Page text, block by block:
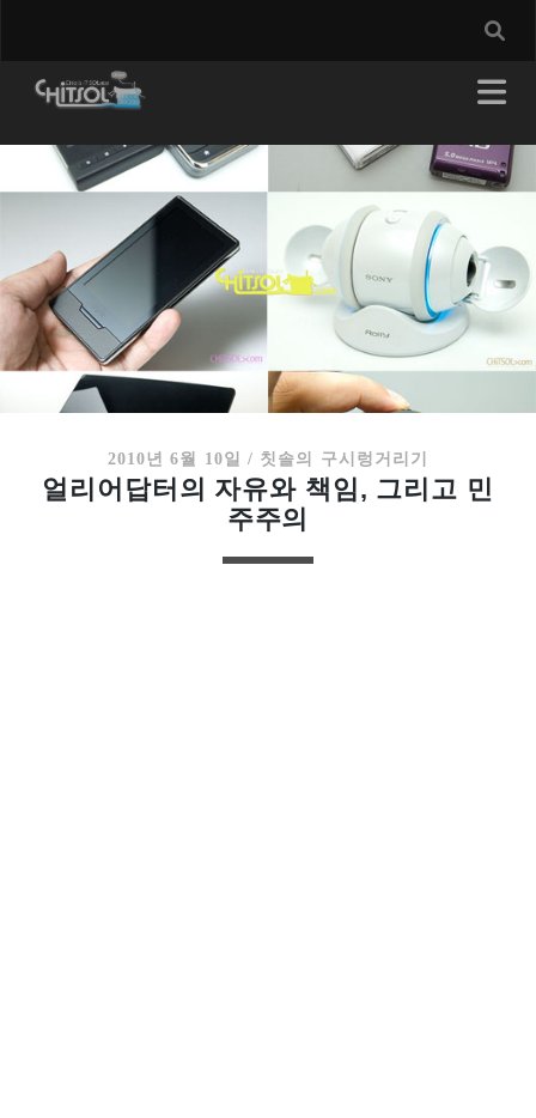
2010년 6월 10일 / 칫솔의 구시렁거리기
얼리어답터의 자유와 책임, 그리고 민
주주의